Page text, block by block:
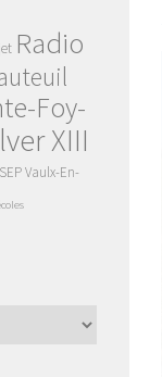
Radio
Foy-
XIII
Vaulx-En-